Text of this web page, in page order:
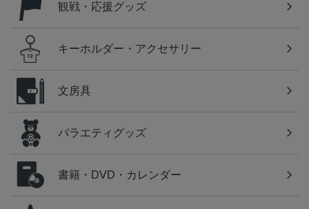
観戦・応援グッズ
キーホルダー・アクセサリー
文房具
バラエティグッズ
書籍・DVD・カレンダー